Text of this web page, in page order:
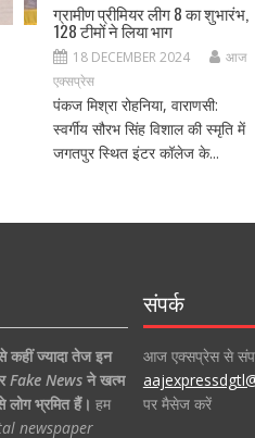
ग्रामीण प्रीमियर लीग 8 का शुभारंभ,
128 टीमों ने लिया भाग
18 DECEMBER 2024
आज
एक्सप्रेस
पंकज मिश्रा रोहनिया, वाराणसी:
स्वर्गीय सौरभ सिंह विशाल की स्मृति में
जगतपुर स्थित इंटर कॉलेज के...
ज्यादा तेज इन
Fake Newsने खत्म
भ्रमित हैं। हम
newspaper
संपर्क
आज एक्सप्रेस से
पर मैसेज करें